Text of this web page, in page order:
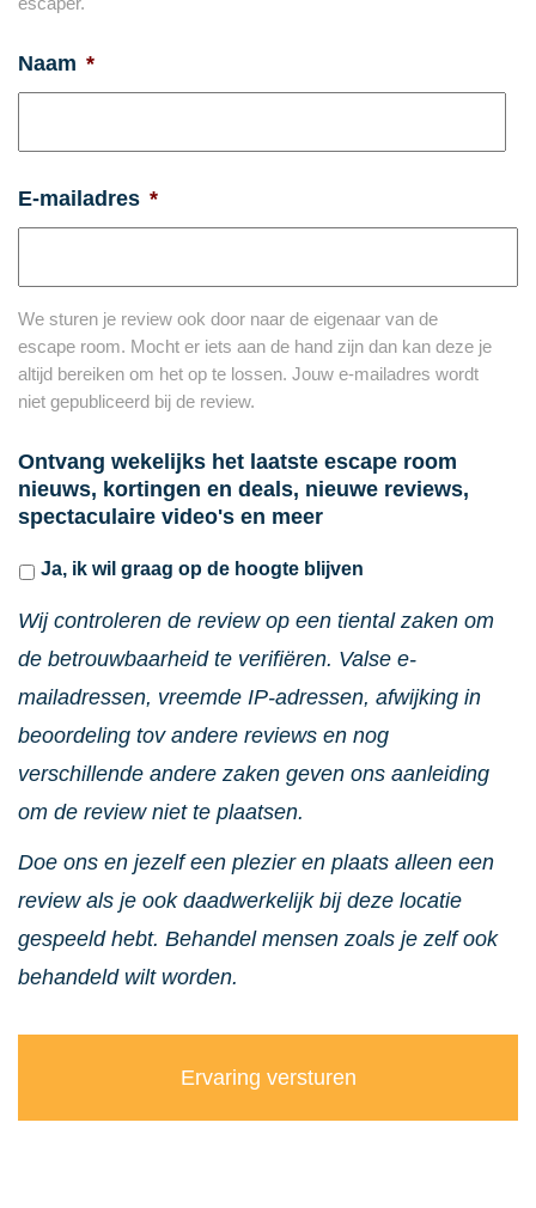
Naam *
E-mailadres *
We sturen je review ook door naar de eigenaar van de
escape room. Mocht er iets aan de hand zijn dan kan deze je
altijd bereiken om het op te lossen. Jouw e-mailadres wordt
niet gepubliceerd bij de review.
Ontvang wekelijks het laatste escape room
nieuws, kortingen en deals, nieuwe reviews,
spectaculaire video's en meer
Ja, ik wil graag op de hoogte blijven
Wij controleren de review op een tiental zaken om
de betrouwbaarheid te verifiëren. Valse e-
mailadressen, vreemde IP-adressen, afwijking in
beoordeling tov andere reviews en nog
verschillende andere zaken geven ons aanleiding
om de review niet te plaatsen.
Doe ons en jezelf een plezier en plaats alleen een
review als je ook daadwerkelijk bij deze locatie
gespeeld hebt. Behandel mensen zoals je zelf ook
behandeld wilt worden.